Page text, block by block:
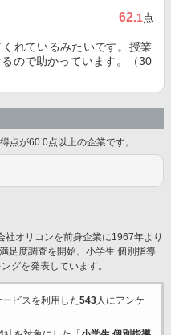
62.1点
れているみたいです。授業
ので助かっています。（30
点が60.0点以上の企業です。
社オリコンを前身企業に1967年より
足度調査を開始。小学生 個別指導
グを発表しています。
ビスを利用した543人にアンケ